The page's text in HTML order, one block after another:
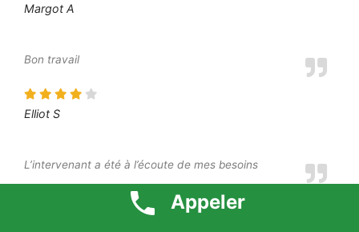
Margot A
Bon travail
Elliot S
L’intervenant a été à l’écoute de mes besoins
Appeler